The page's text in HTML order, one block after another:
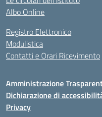
Albo Online
Registro Elettronico
Modulistica
Contatti e Orari Ricevimento
Amministrazione
Dichiarazione di
Privacy